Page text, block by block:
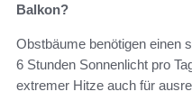
Balkon?
Obstbäume benötigen einen
6 Stunden Sonnenlicht pro
extremer Hitze auch für